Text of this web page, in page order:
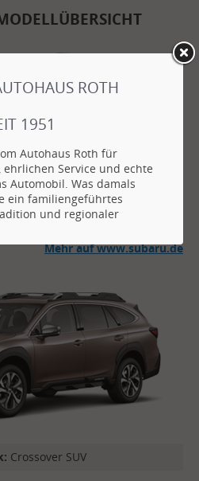
SUV
Mehr auf www.subaru.de
Crossover SUV
ROTH
1951
Autohaus Roth für
Service und echte
Automobil. Was damals
ein familiengeführtes
und regionaler